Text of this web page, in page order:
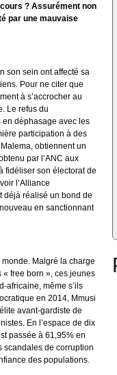
? Assurément non
par une mauvaise
son sein ont affecté sa
Pour ne citer que
à s’accrocher au
Le refus du
déphasage avec les
participation à des
obtiennent un
par l’ANC aux
fidéliser son électorat de
l’Alliance
déjà réalisé un bond de
en sanctionnant
Malgré la charge
« free born », ces jeunes
africaine, même s’ils
en 2014, Mmusi
avant-gardiste de
En l’espace de dix
passée à 61,95% en
scandales de corruption
des populations.